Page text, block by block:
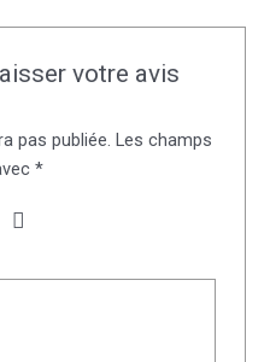
votre avis
pas publiée. Les champs
*